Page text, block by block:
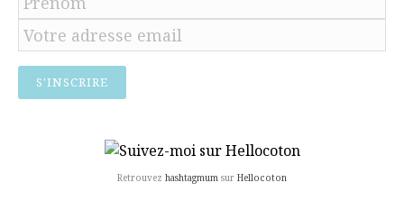
Retrouvez hashtagmum sur Hellocoton